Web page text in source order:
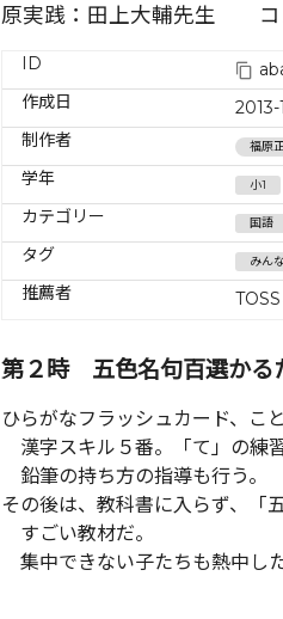
原実践：田上大輔先生 コ
ID
作成日
2013-
制作者
福原
学年 小1
カテゴリー 国語
タグ みん
推薦者
第２時 五色名句百選かる
ひらがなフラッシュカード、こ
漢字スキル５番。「て」の練習
鉛筆の持ち方の指導も行う。
その後は、教科書に入らず、「
すごい教材だ。
集中できない子たちも熱中し